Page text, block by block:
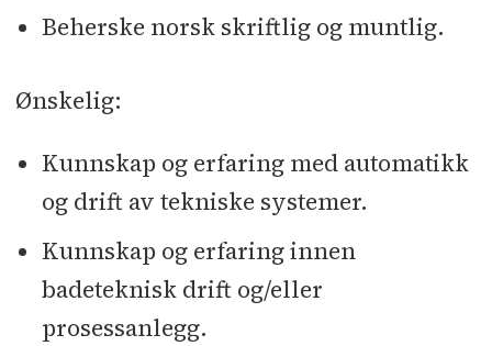
Beherske norsk skriftlig og muntlig.
Ønskelig:
Kunnskap og erfaring med automatikk
og drift av tekniske systemer.
Kunnskap og erfaring innen
badeteknisk drift og/eller
prosessanlegg.